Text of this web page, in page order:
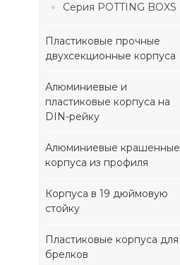
Серия POTTING BOXS
Пластиковые прочные
двухсекционные корпуса
Алюминиевые и
пластиковые корпуса на
DIN-рейку
Алюминиевые крашенные
корпуса из профиля
Корпуса в 19 дюймовую
стойку
Пластиковые корпуса для
брелков